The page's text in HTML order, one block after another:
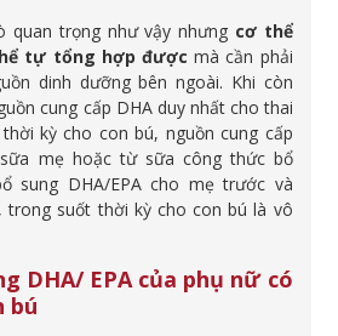
quan trọng như vậy nhưng cơ thể
tự tổng hợp được mà cần phải
dinh dưỡng bên ngoài. Khi còn
cung cấp DHA duy nhất cho thai
kỳ cho con bú, nguồn cung cấp
mẹ hoặc từ sữa công thức bổ
sung DHA/EPA cho mẹ trước và
trong suốt thời kỳ cho con bú là vô
DHA/ EPA của phụ nữ có
bú